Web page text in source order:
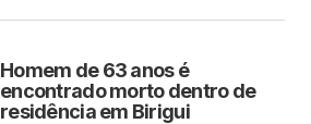
Homem de 63 anos é
encontrado morto dentro de
residência em Birigui